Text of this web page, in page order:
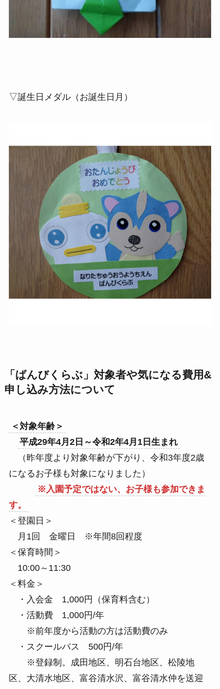
▽誕生日メダル（お誕生日月）
「ばんびくらぶ」対象者や気になる費用&
申し込み方法について
＜対象年齢＞
平成29年4月2日～令和2年4月1日生まれ
（昨年度より対象年齢が下がり、令和3年度2歳
になるお子様も対象になりました）
※入園予定ではない、お子様も参加できま
す。
＜登園日＞
月1回 金曜日 ※年間8回程度
＜保育時間＞
10:00～11:30
＜料金＞
・入会金 1,000円（保育料含む）
・活動費 1,000円/年
※前年度から活動の方は活動費のみ
・スクールバス 500円/年
※登録制。成田地区、明石台地区、松陵地
区、大清水地区、富谷清水沢、富谷清水仲を送迎